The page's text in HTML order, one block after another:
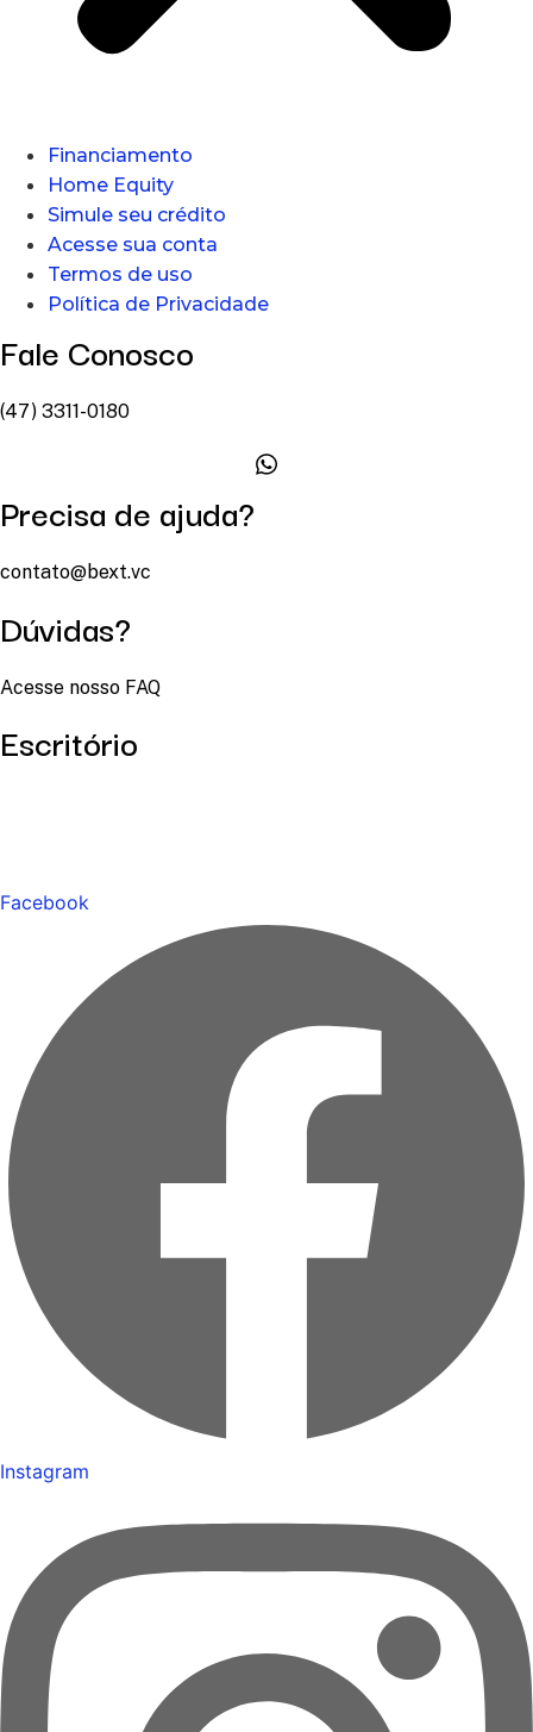
Financiamento
Home Equity
Simule seu crédito
Acesse sua conta
Termos de uso
Política de Privacidade
Fale Conosco
(47) 3311-0180
Precisa de ajuda?
contato@bext.vc
Dúvidas?
Acesse nosso FAQ
Escritório
Facebook
Instagram